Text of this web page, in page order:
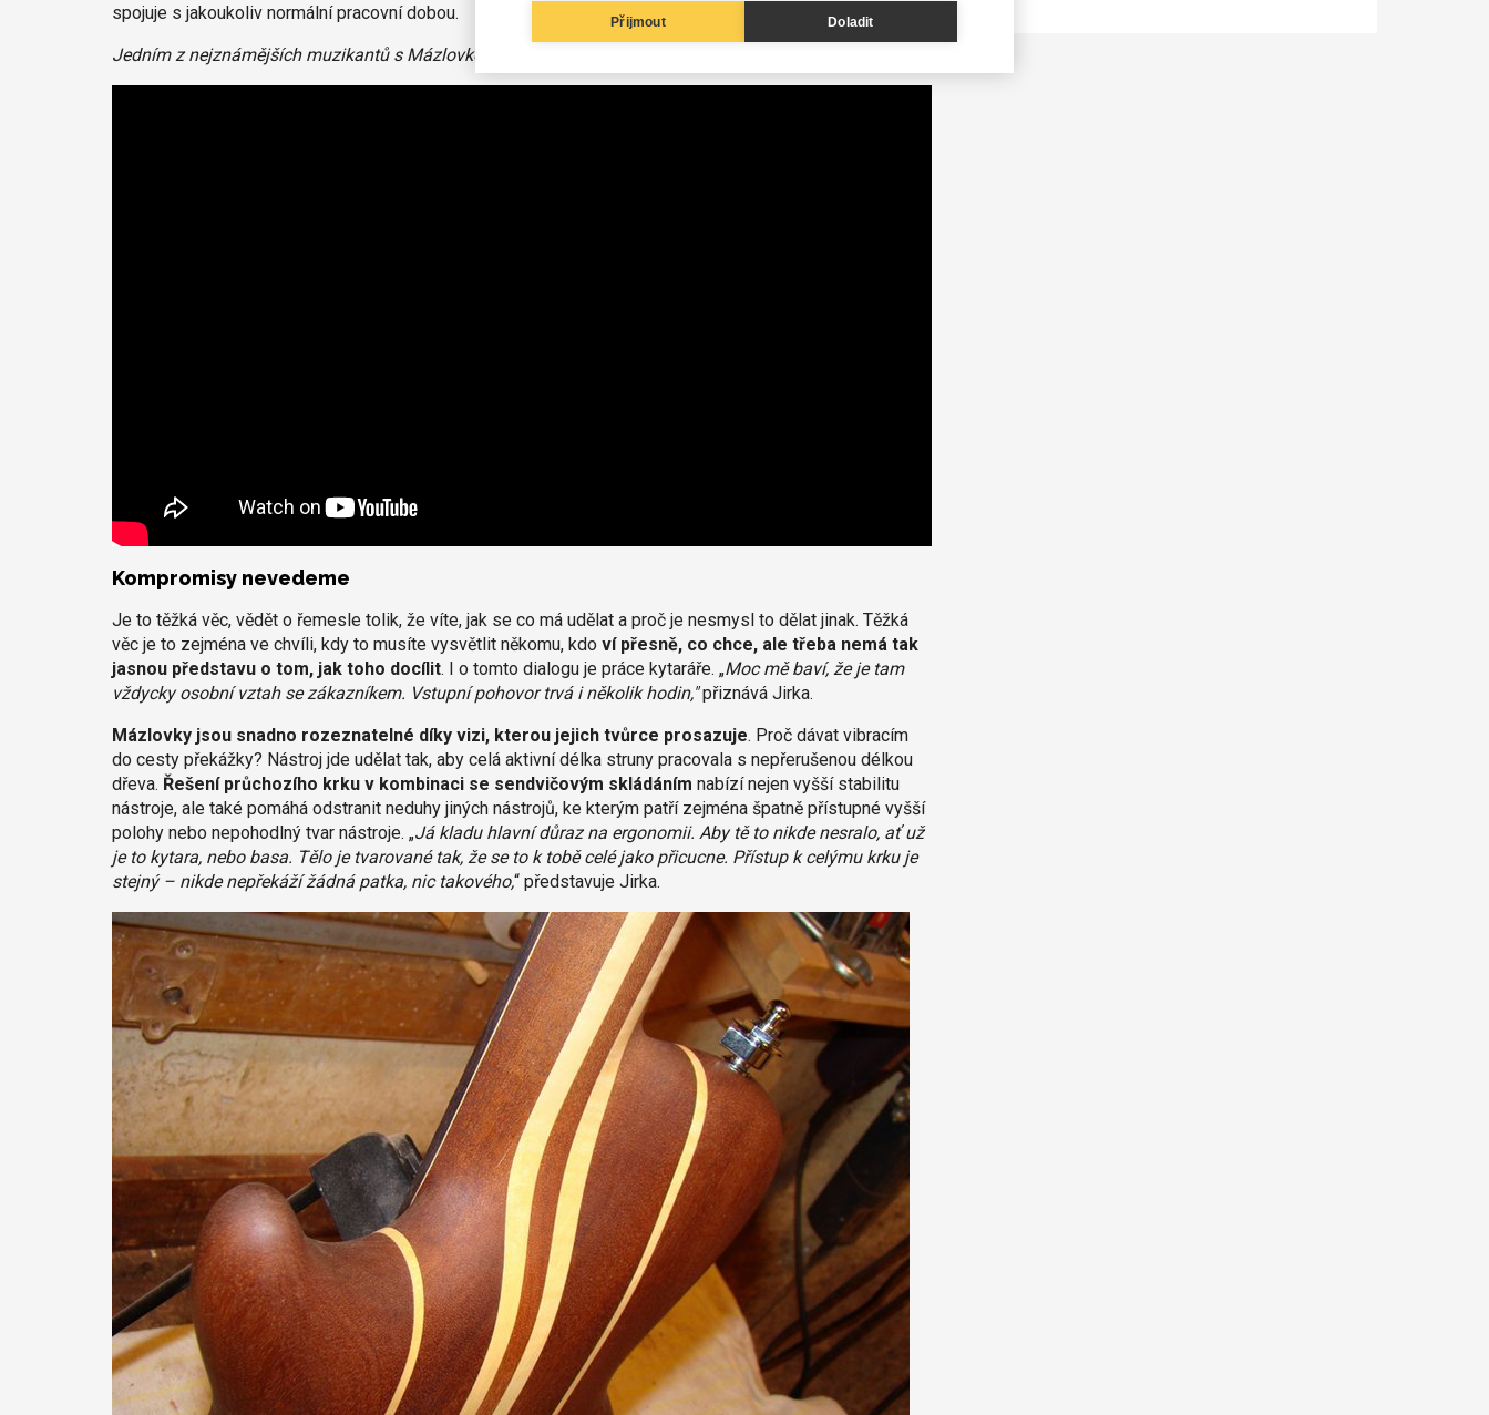
spojuje s jakoukoliv normální pracovní dobou.
Jedním z nejznámějších muzikantů s Mázlovkou je určitě basista Jiří Veselý:
Kompromisy nevedeme
Je to těžká věc, vědět o řemesle tolik, že víte, jak se co má udělat a proč je nesmysl to dělat jinak. Těžká
věc je to zejména ve chvíli, kdy to musíte vysvětlit někomu, kdo ví přesně, co chce, ale třeba nemá tak
jasnou představu o tom, jak toho docílit. I o tomto dialogu je práce kytaráře. „Moc mě baví, že je tam
vždycky osobní vztah se zákazníkem. Vstupní pohovor trvá i několik hodin,"přiznává Jirka.
Mázlovky jsou snadno rozeznatelné díky vizi, kterou jejich tvůrce prosazuje. Proč dávat vibracím
do cesty překážky? Nástroj jde udělat tak, aby celá aktivní délka struny pracovala s nepřerušenou délkou
dřeva. Řešení průchozího krku v kombinaci se sendvičovým skládáním nabízí nejen vyšší stabilitu
nástroje, ale také pomáhá odstranit neduhy jiných nástrojů, ke kterým patří zejména špatně přístupné vyšší
polohy nebo nepohodlný tvar nástroje. „Já kladu hlavní důraz na ergonomii. Aby tě to nikde nesralo, ať už
je to kytara, nebo basa. Tělo je tvarované tak, že se to k tobě celé jako přicucne. Přístup k celýmu krku je
stejný – nikde nepřekáží žádná patka, nic takového,“ představuje Jirka.
Přijmout Doladit